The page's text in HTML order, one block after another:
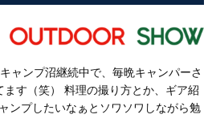
ャンプ沼継続中で、毎晩キャンパーさ
す（笑） 料理の撮り方とか、ギア紹
ンプしたいなぁとソワソワしながら勉